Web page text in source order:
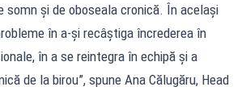
somn și de oboseala cronică. În același
în a-și recâștiga încrederea în
în a se reintegra în echipă și a
de la birou”, spune Ana Călugăru, Head